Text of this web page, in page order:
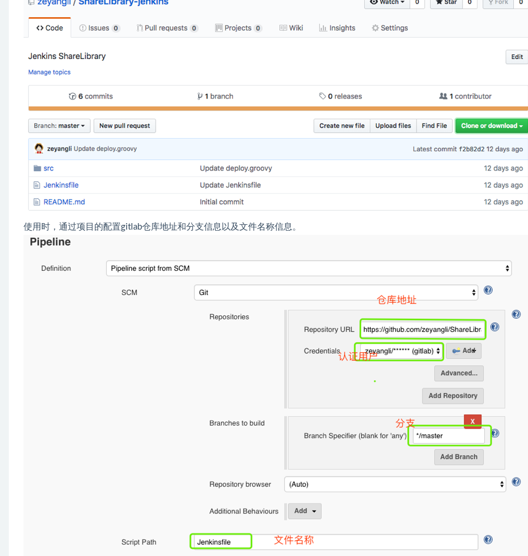
使用时，通过项目的配置gitlab仓库地址和分支信息以及文件名称信息。